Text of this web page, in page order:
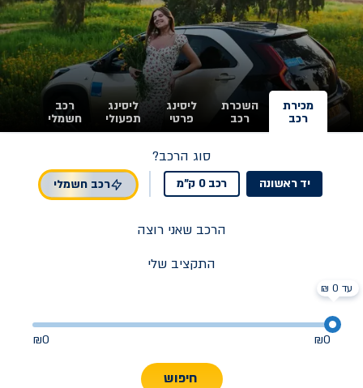
מכירת
רכב
השכרת
רכב
ליסינג
פרטי
ליסינג
תפעולי
רכב
חשמלי
סוג הרכב?
יד ראשונה רכב 0 ק"מ רכב חשמלי
הרכב שאני רוצה
התקציב שלי
₪0
₪0
חיפוש
עד 0 ₪